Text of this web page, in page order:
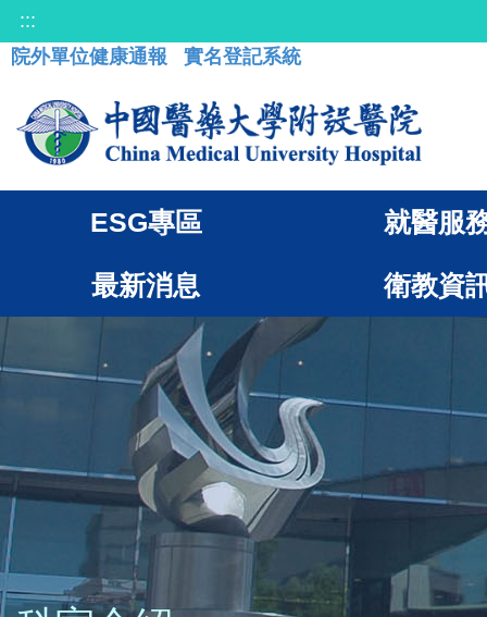
:::
院外單位健康通報
實名登記系統
ESG專區 就醫服
最新消息 衛教資